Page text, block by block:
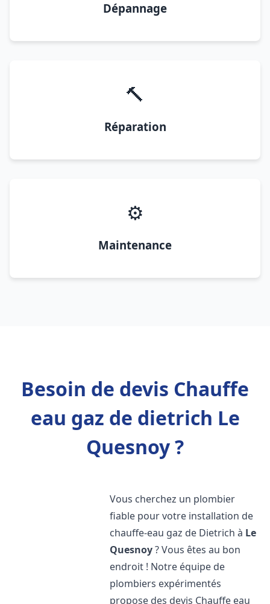
Dépannage
🔨
Réparation
⚙️
Maintenance
Besoin de devis Chauffe
eau gaz de dietrich Le
Quesnoy ?
Vous cherchez un plombier
fiable pour votre installation de
chauffe-eau gaz de Dietrich à Le
Quesnoy? Vous êtes au bon
endroit ! Notre équipe de
plombiers expérimentés
propose des devis Chauffe eau